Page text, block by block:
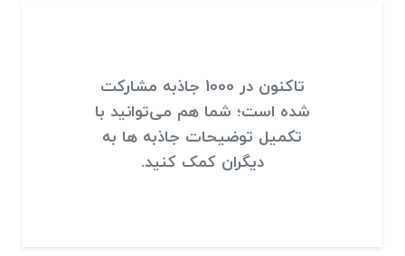
تاکنون در 1000 جاذبه مشارکت
شده است؛ شما هم می‌توانید با
تکمیل توضیحات جاذبه ها به
دیگران کمک کنید.